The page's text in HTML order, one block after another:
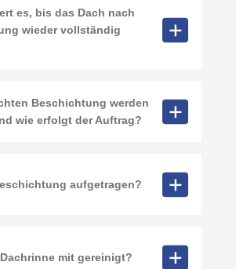
es, bis das Dach nach
wieder vollständig
Beschichtung werden
wie erfolgt der Auftrag?
aufgetragen?
mit gereinigt?